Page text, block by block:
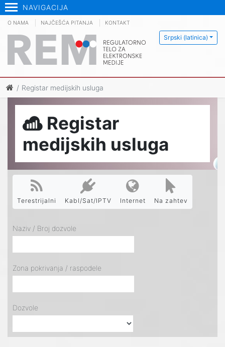
NAVIGACIJA
Srpski (latinica)
O NAMA NAJČEŠĆA PITANJA KONTAKT
Registar medijskih usluga
Registar
medijskih usluga
Terestrijalni Kabl/Sat/IPTV Internet Na zahtev
Naziv / Broj dozvole
Zona pokrivanja / raspodele
Dozvole